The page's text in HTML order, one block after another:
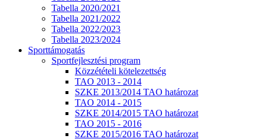
Tabella 2020/2021
Tabella 2021/2022
Tabella 2022/2023
Tabella 2023/2024
Sporttámogatás
Sportfejlesztési program
Közzétételi kötelezettség
TAO 2013 - 2014
SZKE 2013/2014 TAO határozat
TAO 2014 - 2015
SZKE 2014/2015 TAO határozat
TAO 2015 - 2016
SZKE 2015/2016 TAO határozat